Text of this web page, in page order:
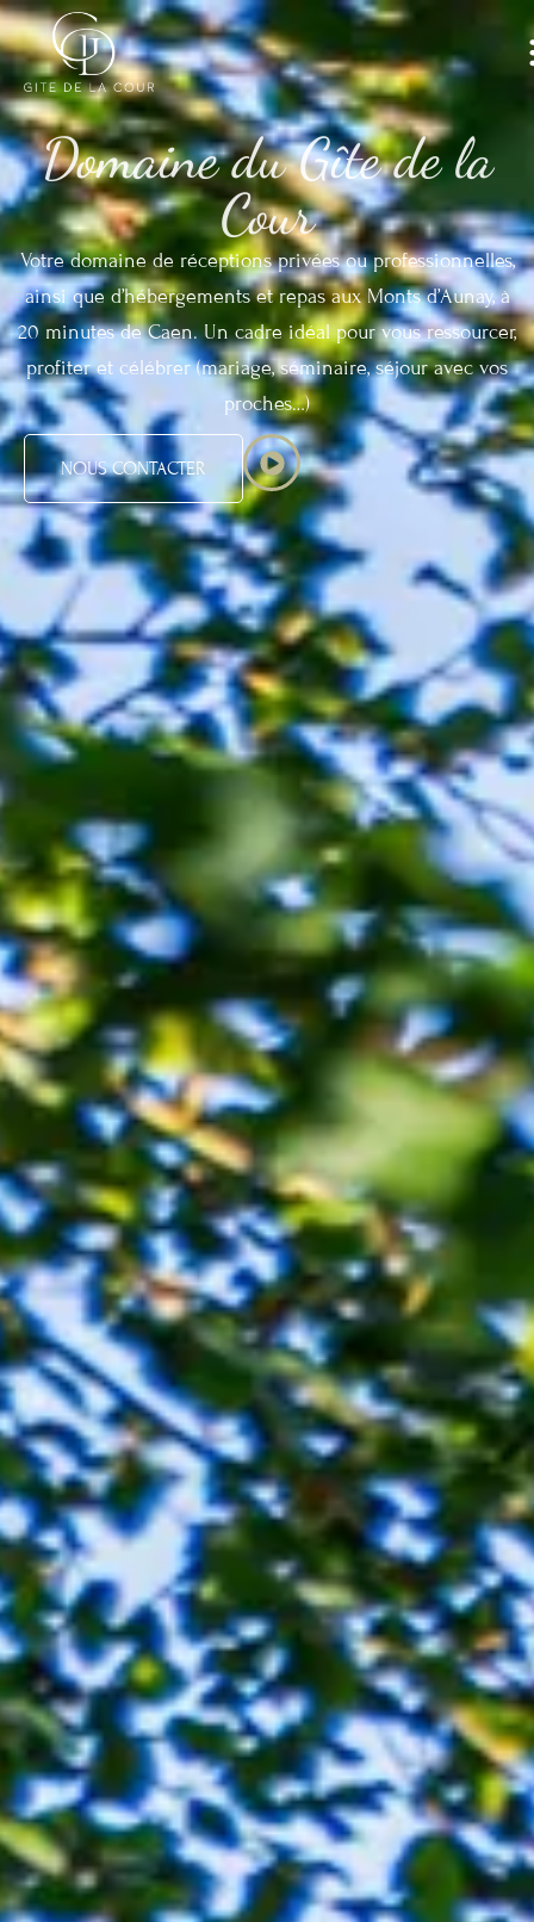
Domaine du Gîte de la
Cour
Votre domaine de réceptions privées ou professionnelles,
ainsi que d’hébergements et repas aux Monts d’Aunay, à
20 minutes de Caen. Un cadre idéal pour vous ressourcer,
profiter et célébrer (mariage, séminaire, séjour avec vos
proches…)
NOUS CONTACTER